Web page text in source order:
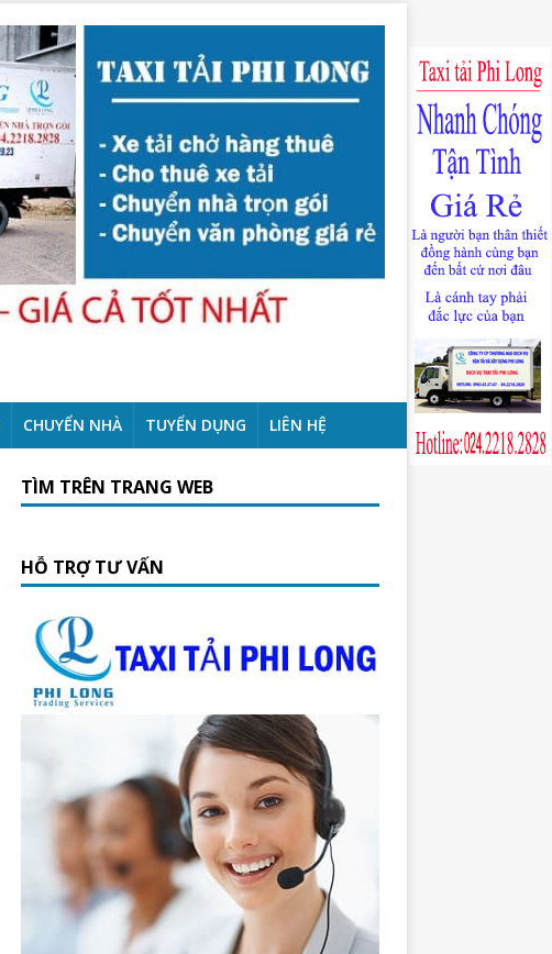
CHUYỂN NHÀ TUYỂN DỤNG LIÊN HỆ
TÌM TRÊN TRANG WEB
HỖ TRỢ TƯ VẤN